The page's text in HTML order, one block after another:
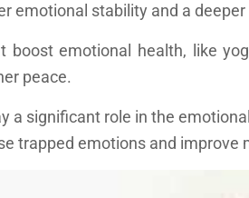
emotional stability and a
boost emotional health, like
peace.
a significant role in the
trapped emotions and improve